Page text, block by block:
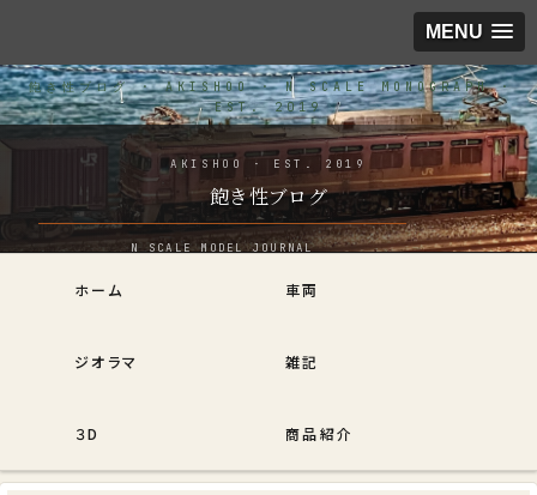
MENU
飽き性ブログ
ホーム 車両
ジオラマ 雑記
３D 商品紹介